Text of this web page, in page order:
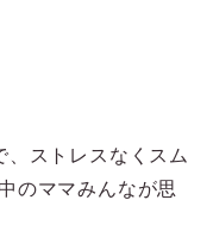
ストレスなくスム
のママみんなが思